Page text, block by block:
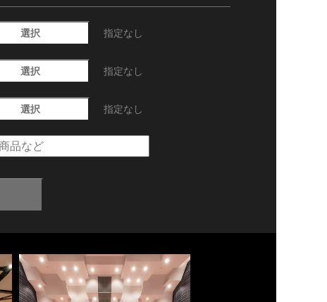
選択 指定なし
選択 指定なし
選択 指定なし